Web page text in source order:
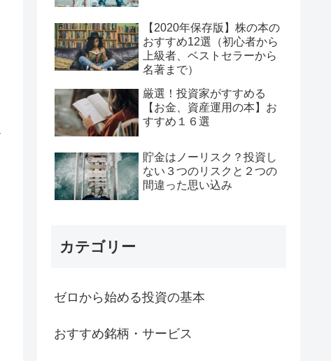
【2020年保存版】株の本の
おすすめ12選（初心者から
上級者、ベストセラーから
名著まで）
厳選！投資家がすすめる
【お金、資産運用の本】お
すすめ１６選
貯金はノーリスク？投資し
ない３つのリスクと２つの
間違った思い込み
カテゴリー
ゼロから始める投資の基本
おすすめ銘柄・サービス